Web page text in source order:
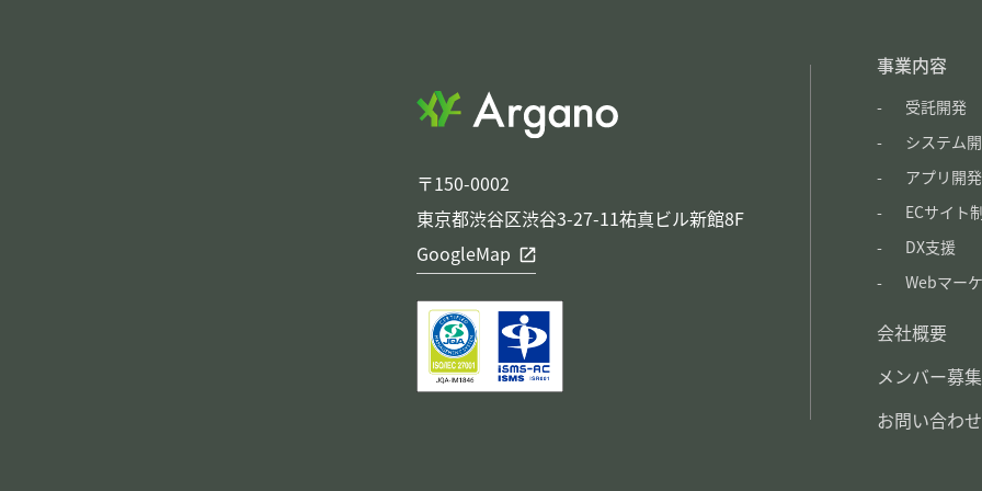
〒150-0002
東京都渋谷区渋谷3-27-11祐真ビル新館8F
GoogleMap
事業内容
受託開発
システム
アプリ開発
ECサイト
DX支援
Webマー
会社概要
メンバー募集
お問い合わせ